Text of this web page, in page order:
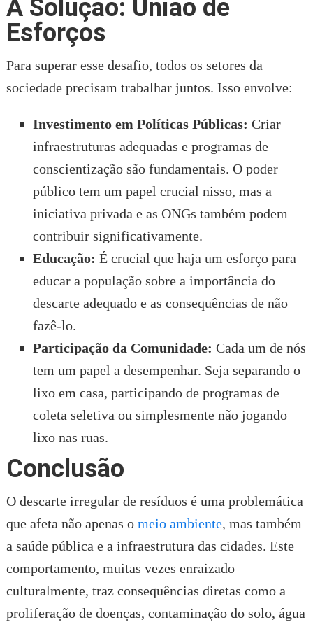
A Solução: União de
Esforços
Para superar esse desafio, todos os setores da
sociedade precisam trabalhar juntos. Isso envolve:
Investimento em Políticas Públicas: Criar
infraestruturas adequadas e programas de
conscientização são fundamentais. O poder
público tem um papel crucial nisso, mas a
iniciativa privada e as ONGs também podem
contribuir significativamente.
Educação: É crucial que haja um esforço para
educar a população sobre a importância do
descarte adequado e as consequências de não
fazê-lo.
Participação da Comunidade: Cada um de nós
tem um papel a desempenhar. Seja separando o
lixo em casa, participando de programas de
coleta seletiva ou simplesmente não jogando
lixo nas ruas.
Conclusão
O descarte irregular de resíduos é uma problemática
que afeta não apenas o meio ambiente, mas também
a saúde pública e a infraestrutura das cidades. Este
comportamento, muitas vezes enraizado
culturalmente, traz consequências diretas como a
proliferação de doenças, contaminação do solo, água